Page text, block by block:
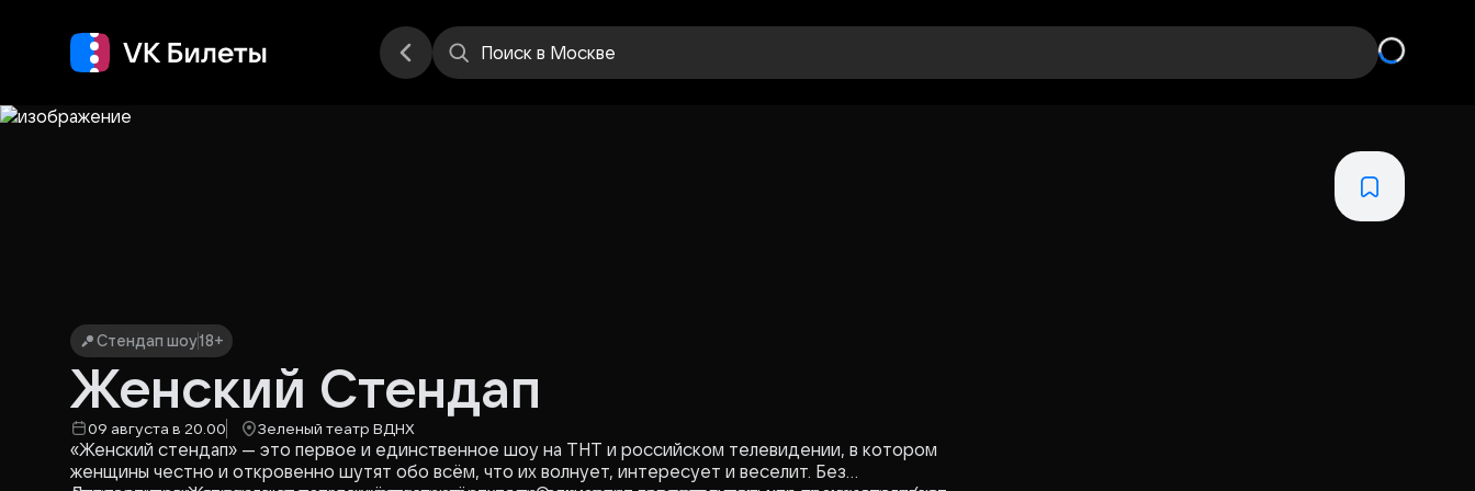
Поиск в Москве
Стендап шоу18+
Женский Стендап
09 августа в 20.00 Зеленый театр ВДНХ
«Женский стендап» — это первое и единственное шоу на ТНТ и российском телевидении, в котором
женщины честно и откровенно шутят обо всём, что их волнует, интересует и веселит. Без